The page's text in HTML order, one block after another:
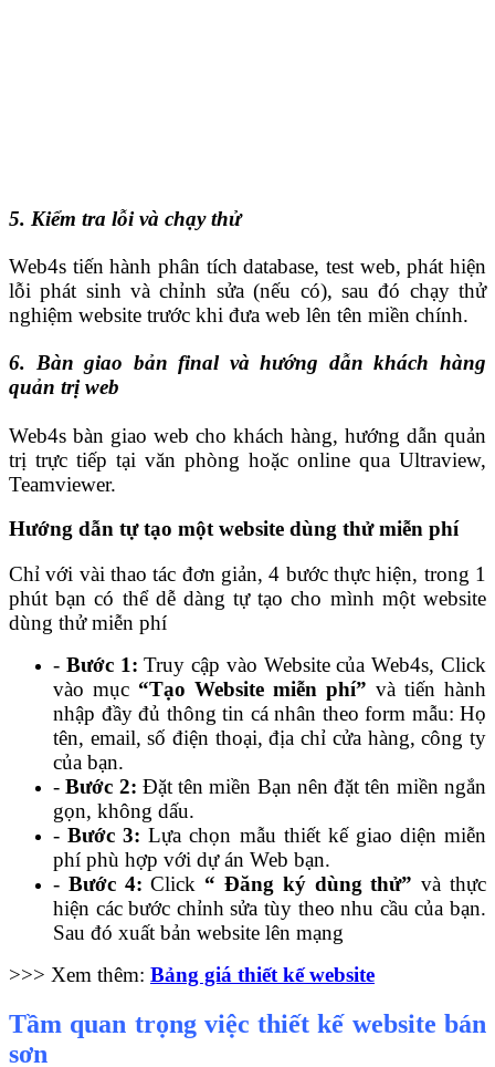
5. Kiểm tra lỗi và chạy thử
Web4s tiến hành phân tích database, test web, phát hiện
lỗi phát sinh và chỉnh sửa (nếu có), sau đó chạy thử
nghiệm website trước khi đưa web lên tên miền chính.
6. Bàn giao bản final và hướng dẫn khách hàng
quản trị web
Web4s bàn giao web cho khách hàng, hướng dẫn quản
trị trực tiếp tại văn phòng hoặc online qua Ultraview,
Teamviewer.
Hướng dẫn tự tạo một website dùng thử miễn phí
Chỉ với vài thao tác đơn giản, 4 bước thực hiện, trong 1
phút bạn có thể dễ dàng tự tạo cho mình một website
dùng thử miễn phí
- Bước 1: Truy cập vào Website của Web4s, Click
vào mục “Tạo Website miễn phí” và tiến hành
nhập đầy đủ thông tin cá nhân theo form mẫu: Họ
tên, email, số điện thoại, địa chỉ cửa hàng, công ty
của bạn.
-Bước 2: Đặt tên miền Bạn nên đặt tên miền ngắn
gọn, không dấu.
-Bước 3: Lựa chọn mẫu thiết kế giao diện miễn
phí phù hợp với dự án Web bạn.
- Bước 4: Click “ Đăng ký dùng thử” và thực
hiện các bước chỉnh sửa tùy theo nhu cầu của bạn.
Sau đó xuất bản website lên mạng
>>> Xem thêm: Bảng giá thiết kế website
Tầm quan trọng việc thiết kế website bán
sơn